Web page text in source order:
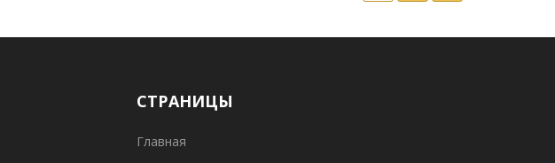
СТРАНИЦЫ
Главная